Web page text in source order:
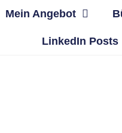
Mein Angebot
LinkedIn Posts